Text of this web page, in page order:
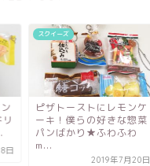
日
スクイーズ
ピザトーストにレモンケ
ーキ！僕らの好きな惣菜
パンばかり★ふわふわ
m...
2019年7月20日